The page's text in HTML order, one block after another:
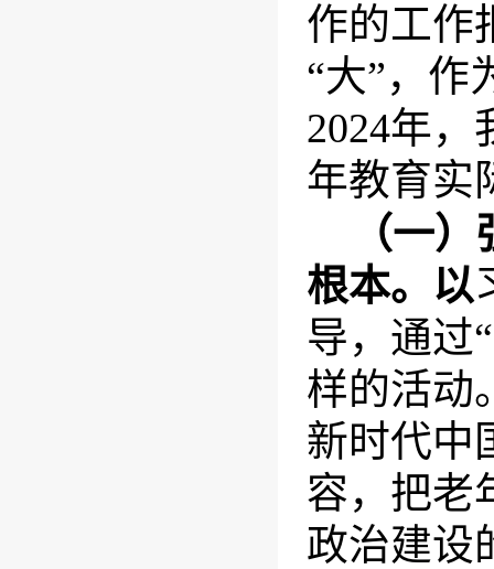
作的工作
“大”，作
2024年
年教育实
（一
根本。以
导，通过
样的活动
新时代中
容，把老
政治建设